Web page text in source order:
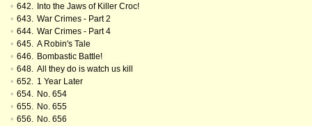
• 642. Into the Jaws of Killer Croc!
• 643. War Crimes - Part 2
• 644. War Crimes - Part 4
• 645. A Robin's Tale
• 646. Bombastic Battle!
• 648. All they do is watch us kill
• 652. 1 Year Later
• 654. No. 654
• 655. No. 655
• 656. No. 656